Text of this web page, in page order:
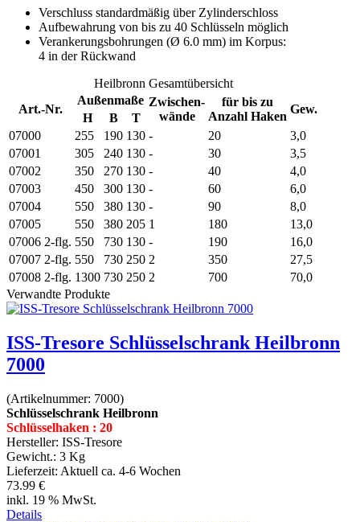
Verschluss standardmäßig über Zylinderschloss
Aufbewahrung von bis zu 40 Schlüsseln möglich
Verankerungsbohrungen (Ø 6.0 mm) im Korpus:
4 in der Rückwand
Heilbronn Gesamtübersicht
Art.-Nr.
Außenmaße Zwischen-
wände
für bis zu
Anzahl Haken
Gew.
H B
T
07000
255 190 130 - 20
3,0
07001
305 240 130 - 30
3,5
07002
350 270 130 - 40
4,0
07003
450 300 130 - 60
6,0
07004
550 380 130 - 90
8,0
07005
550 380 205 1 180
13,0
07006 2-flg. 550 730 130 - 190
16,0
07007 2-flg. 550 730 250 2 350
27,5
07008 2-flg. 1300 730 250 2 700
70,0
Verwandte Produkte
ISS-Tresore Schlüsselschrank Heilbronn
7000
(Artikelnummer: 7000)
Schlüsselschrank Heilbronn
Schlüsselhaken : 20
Hersteller: ISS-Tresore
Gewicht.: 3 Kg
Lieferzeit: Aktuell ca. 4-6 Wochen
73.99 €
inkl. 19 % MwSt.
Details